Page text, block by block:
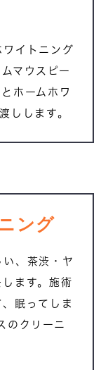
イトニング
マウスピー
ホームホワ
しします。
ング
、茶渋・ヤ
ます。施術
眠ってしま
のクリーニ